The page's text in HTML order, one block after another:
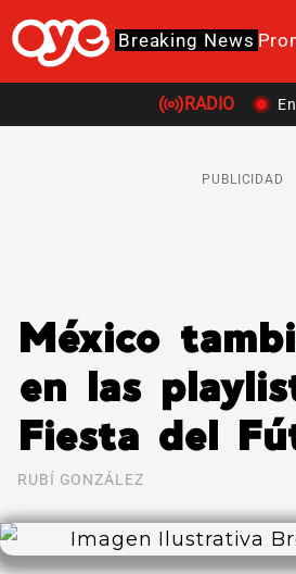
Breaking News
RADIO
PUBLICIDAD
México
en las
Fiesta del
RUBÍ GONZÁLEZ